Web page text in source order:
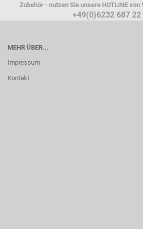
Zubehör - nutzen Sie unsere HOTLINE von
+49(0)6232 687 22
MEHR ÜBER...
Impressum
Kontakt